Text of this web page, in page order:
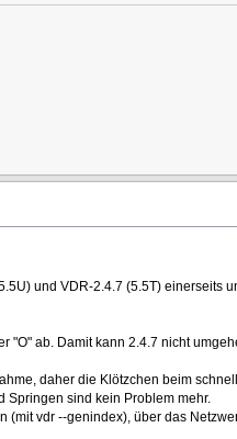
und VDR-2.4.7 (5.5T)
ab. Damit kann 2.4.7 nicht
daher die Klötzchen beim
Springen sind kein Problem mehr.
(mit vdr --genindex), über das